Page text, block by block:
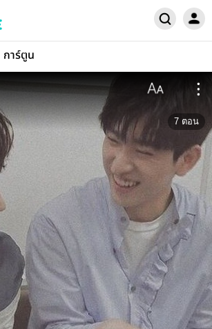
การ์ตูน
7 ตอน